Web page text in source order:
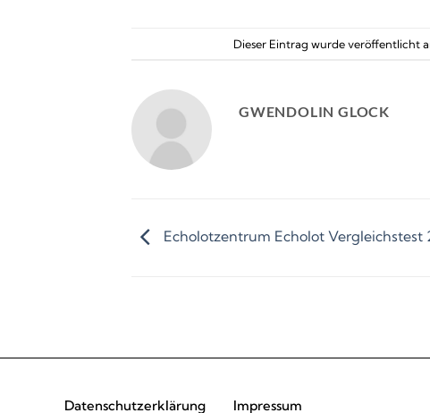
Dieser Eintrag wurde veröffentlicht
GWENDOLIN GLOCK
Echolotzentrum Echolot Vergleichstest
Datenschutzerklärung Impressum